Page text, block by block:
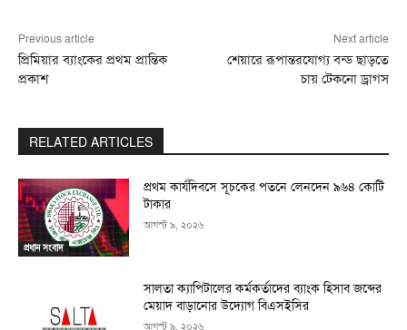
Previous article
প্রিমিয়ার ব্যাংকের প্রথম প্রান্তিক
প্রকাশ
Next article
শেয়ারে রূপান্তরযোগ্য বন্ড ছাড়তে
চায় টেকনো ড্রাগস
RELATED ARTICLES
প্রধান সংবাদ
প্রথম কার্যদিবসে সূচকের পতনে লেনদেন ৯৬৪ কোটি
টাকার
আগস্ট ৯, ২০২৬
সালতা ক্যাপিটালের কর্মকর্তাদের ব্যাংক হিসাব জব্দের
মেয়াদ বাড়ানোর উদ্যোগ বিএসইসির
আগস্ট ৯, ২০২৬